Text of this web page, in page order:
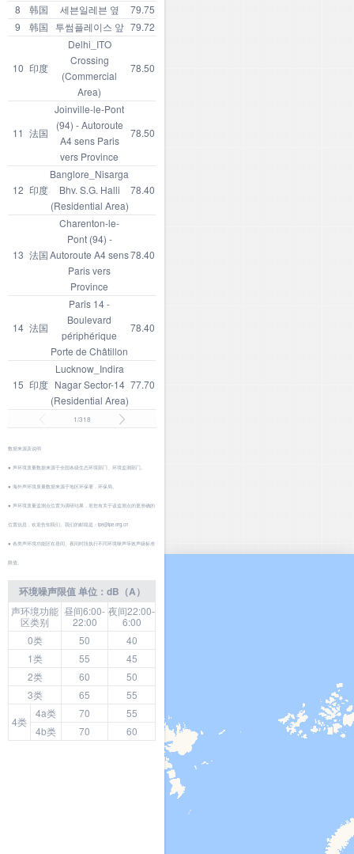
8 韩国 세븐일레븐 옆
79.75
9
韩国 투썸플레이스 앞 79.72
10 印度
Delhi_ITO
Crossing
(Commercial
Area)
78.50
11 法国
Joinville-le-Pont
(94) - Autoroute
A4 sens Paris
vers Province
78.50
12 印度
Banglore_Nisarga
Bhv. S.G. Halli
(Residential Area)
78.40
13 法国
Charenton-le-
Pont (94) -
Autoroute A4 sens
Paris vers
Province
78.40
14 法国
Paris 14 -
Boulevard
périphérique
Porte de Châtillon
78.40
15 印度
Lucknow_Indira
Nagar Sector-14
(Residential Area)
77.70
1/318
数据来源及说明
● 声环境质量数据来源于全国各级生态环境部门、环境监测部门。
● 海外声环境质量数据来源于地区环保署，环保局。
● 声环境质量监测点位置为调研结果，若您有关于该监测点的更准确的
位置信息，欢迎告知我们。我们的邮箱是：ipe@ipe.org.cn
● 各类声环境功能区在昼间、夜间时段执行不同环境噪声等效声级标准
限值。
环境噪声限值 单位：dB（A）
声环境功能
区类别
昼间6:00-
22:00
夜间22:00-
6:00
0类
50
40
1类
55
45
2类
60
50
3类
65
55
4类
4a类 70
55
4b类
70 60